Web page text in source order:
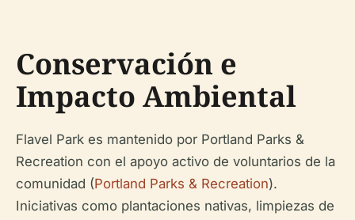
Conservación e
Impacto Ambiental
Flavel Park es mantenido por Portland Parks &
Recreation con el apoyo activo de voluntarios de la
comunidad (Portland Parks & Recreation).
Iniciativas como plantaciones nativas, limpiezas de